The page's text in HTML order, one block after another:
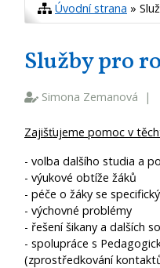
Úvodní strana »
Služby pro
Simona Zemanová |
Zajišťujeme pomoc v
- volba dalšího studia a
- výukové obtíže žáků
- péče o žáky se
- výchovné problémy
- řešení šikany a dalších
- spolupráce s
(zprostředkování